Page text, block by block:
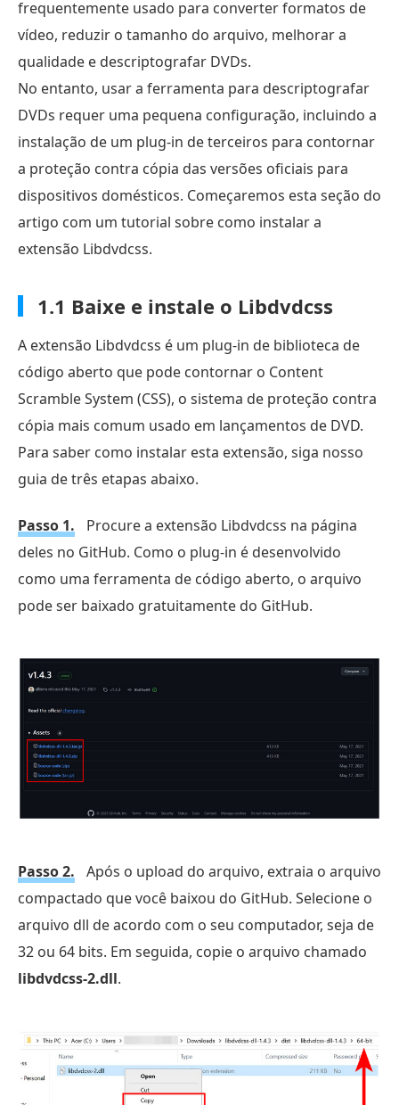
frequentemente usado para converter formatos de
vídeo, reduzir o tamanho do arquivo, melhorar a
qualidade e descriptografar DVDs.
No entanto, usar a ferramenta para descriptografar
DVDs requer uma pequena configuração, incluindo a
instalação de um plug-in de terceiros para contornar
a proteção contra cópia das versões oficiais para
dispositivos domésticos. Começaremos esta seção do
artigo com um tutorial sobre como instalar a
extensão Libdvdcss.
1.1 Baixe e instale o Libdvdcss
A extensão Libdvdcss é um plug-in de biblioteca de
código aberto que pode contornar o Content
Scramble System (CSS), o sistema de proteção contra
cópia mais comum usado em lançamentos de DVD.
Para saber como instalar esta extensão, siga nosso
guia de três etapas abaixo.
Passo 1.
Procure a extensão Libdvdcss na página
deles no GitHub. Como o plug-in é desenvolvido
como uma ferramenta de código aberto, o arquivo
pode ser baixado gratuitamente do GitHub.
Passo 2.
Após o upload do arquivo, extraia o arquivo
compactado que você baixou do GitHub. Selecione o
arquivo dll de acordo com o seu computador, seja de
32 ou 64 bits. Em seguida, copie o arquivo chamado
libdvdcss-2.dll.